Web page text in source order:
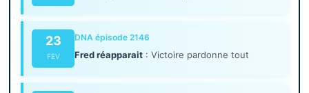
23
FEV
DNA épisode 2146
Fred réapparait : Victoire pardonne tout